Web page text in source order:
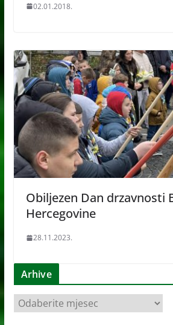
02.01.2018.
Obiljezen Dan drzavnosti
Hercegovine
28.11.2023.
Arhive